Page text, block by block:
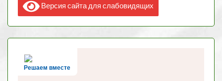
Версия сайта для слабовидящих
Решаем вместе